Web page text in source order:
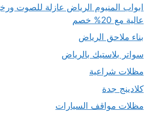
ابواب المنيوم الرياض عازلة للصوت
عالية مع 20% خصم
بناء ملاحق الرياض
سواتر بلاستيك بالرياض
مظلات شراعية
كلادينج جدة
مظلات مواقف السيارات